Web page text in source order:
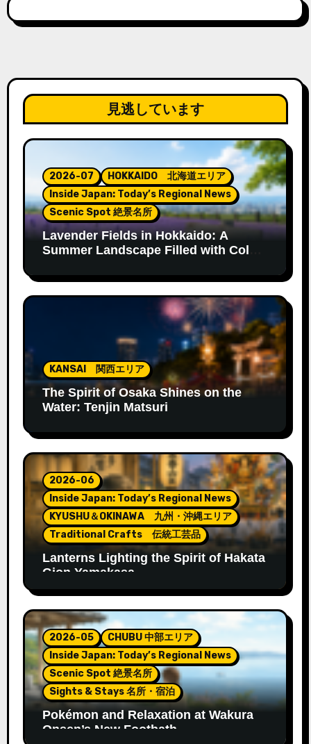
見逃しています
2026-07
HOKKAIDO 北海道エリア
Inside Japan: Today’s Regional News
Scenic Spot 絶景名所
Lavender Fields in Hokkaido: A
Summer Landscape Filled with Color
KANSAI 関西エリア
The Spirit of Osaka Shines on the
Water: Tenjin Matsuri
2026-06
Inside Japan: Today’s Regional News
KYUSHU＆OKINAWA 九州・沖縄エリア
Traditional Crafts 伝統工芸品
Lanterns Lighting the Spirit of Hakata
Gion Yamakasa
2026-05
CHUBU 中部エリア
Inside Japan: Today’s Regional News
Scenic Spot 絶景名所
Sights & Stays 名所・宿泊
Pokémon and Relaxation at Wakura
Onsen’s New Footbath